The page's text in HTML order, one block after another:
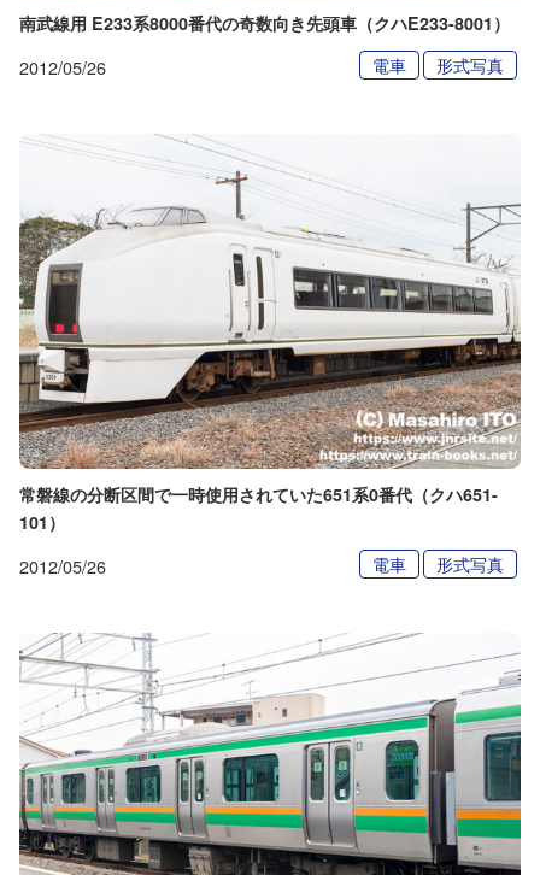
南武線用 E233系8000番代の奇数向き先頭車（クハE233-8001）
2012/05/26 電車 形式写真
常磐線の分断区間で一時使用されていた651系0番代（クハ651-
101）
2012/05/26 電車 形式写真